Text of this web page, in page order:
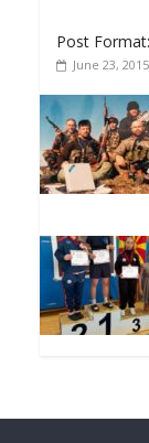
Post
June 23, 2015